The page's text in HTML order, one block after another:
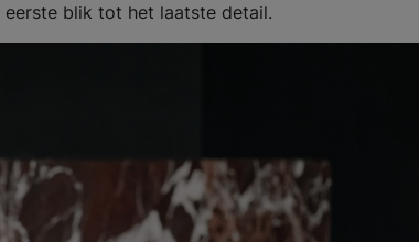
blik tot het laatste detail.